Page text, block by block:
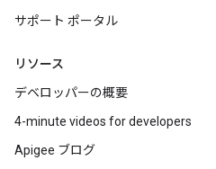
サポート ポータル
リソース
デベロッパーの概要
4-minute videos for developers
Apigee ブログ